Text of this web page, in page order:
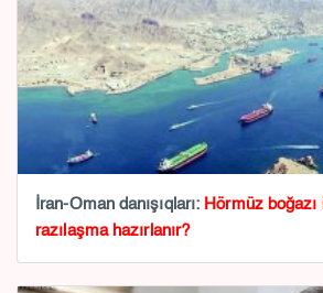
İran-Oman danışıqları: Hörmüz boğazı
razılaşma hazırlanır?